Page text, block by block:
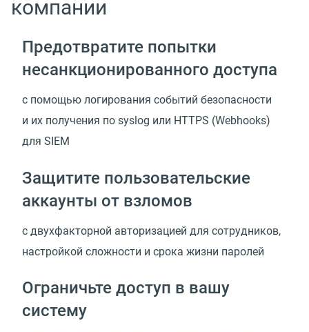
компании
Предотвратите попытки
несанкционированного доступа
с помощью логирования событий безопасности
и их получения по syslog или HTTPS (Webhooks)
для SIEM
Защитите пользовательские
аккаунты от взломов
с двухфакторной авторизацией для сотрудников,
настройкой сложности и срока жизни паролей
Ограничьте доступ в вашу
систему